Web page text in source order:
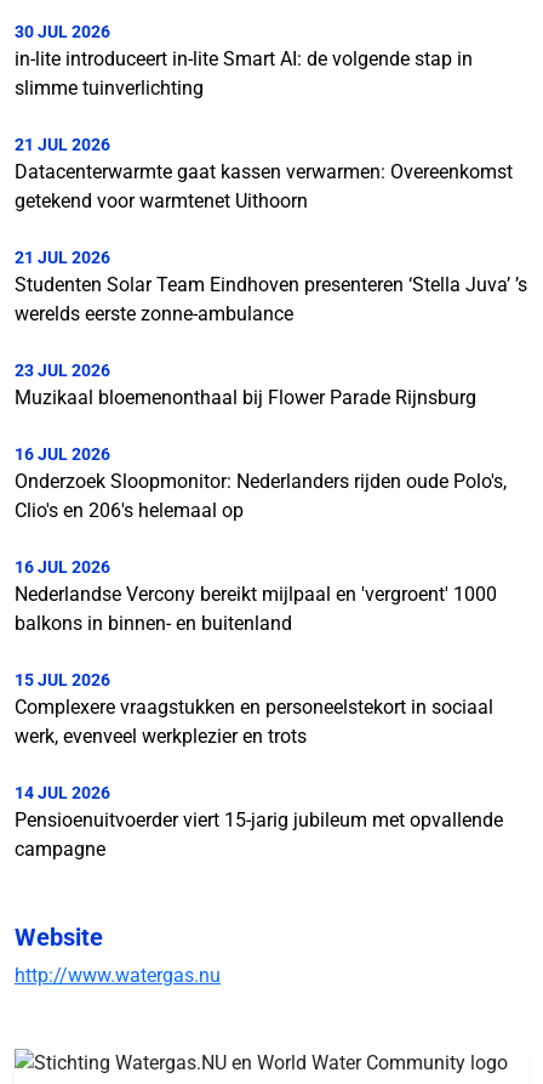
30 JUL 2026
in-lite introduceert in-lite Smart AI: de volgende stap in
slimme tuinverlichting
21 JUL 2026
Datacenterwarmte gaat kassen verwarmen: Overeenkomst
getekend voor warmtenet Uithoorn
21 JUL 2026
Studenten Solar Team Eindhoven presenteren ‘Stella Juva’ ’s
werelds eerste zonne-ambulance
23 JUL 2026
Muzikaal bloemenonthaal bij Flower Parade Rijnsburg
16 JUL 2026
Onderzoek Sloopmonitor: Nederlanders rijden oude Polo's,
Clio's en 206's helemaal op
16 JUL 2026
Nederlandse Vercony bereikt mijlpaal en 'vergroent' 1000
balkons in binnen- en buitenland
15 JUL 2026
Complexere vraagstukken en personeelstekort in sociaal
werk, evenveel werkplezier en trots
14 JUL 2026
Pensioenuitvoerder viert 15-jarig jubileum met opvallende
campagne
Website
http://www.watergas.nu